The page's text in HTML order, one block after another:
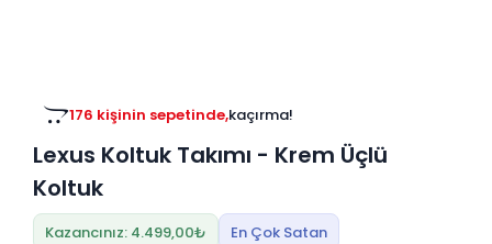
176 kişinin sepetinde,kaçırma!
Lexus Koltuk Takımı - Krem Üçlü
Koltuk
Kazancınız: 4.499,00₺ En Çok Satan